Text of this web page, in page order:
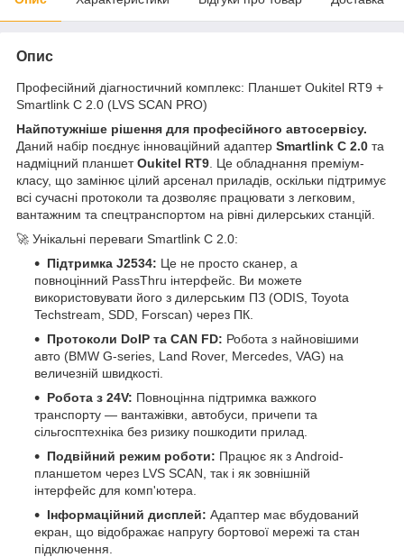
Опис
Професійний діагностичний комплекс: Планшет Oukitel RT9 +
Smartlink C 2.0 (LVS SCAN PRO)
Найпотужніше рішення для професійного автосервісу.
Даний набір поєднує інноваційний адаптер Smartlink C 2.0 та
надміцний планшетOukitel RT9 . Це обладнання преміум-
класу, що замінює цілий арсенал приладів, оскільки підтримує
всі сучасні протоколи та дозволяє працювати з легковим,
вантажним та спецтранспортом на рівні дилерських станцій.
🚀 Унікальні переваги Smartlink C 2.0:
Підтримка J2534: Це не просто сканер, а
повноцінний PassThru інтерфейс. Ви можете
використовувати його з дилерським ПЗ (ODIS, Toyota
Techstream, SDD, Forscan) через ПК.
Протоколи DoIP та CAN FD: Робота з найновішими
авто (BMW G-series, Land Rover, Mercedes, VAG) на
величезній швидкості.
Робота з 24V: Повноцінна підтримка важкого
транспорту — вантажівки, автобуси, причепи та
сільгосптехніка без ризику пошкодити прилад.
Подвійний режим роботи: Працює як з Android-
планшетом через LVS SCAN, так і як зовнішній
інтерфейс для комп'ютера.
Інформаційний дисплей: Адаптер має вбудований
екран, що відображає напругу бортової мережі та стан
підключення.